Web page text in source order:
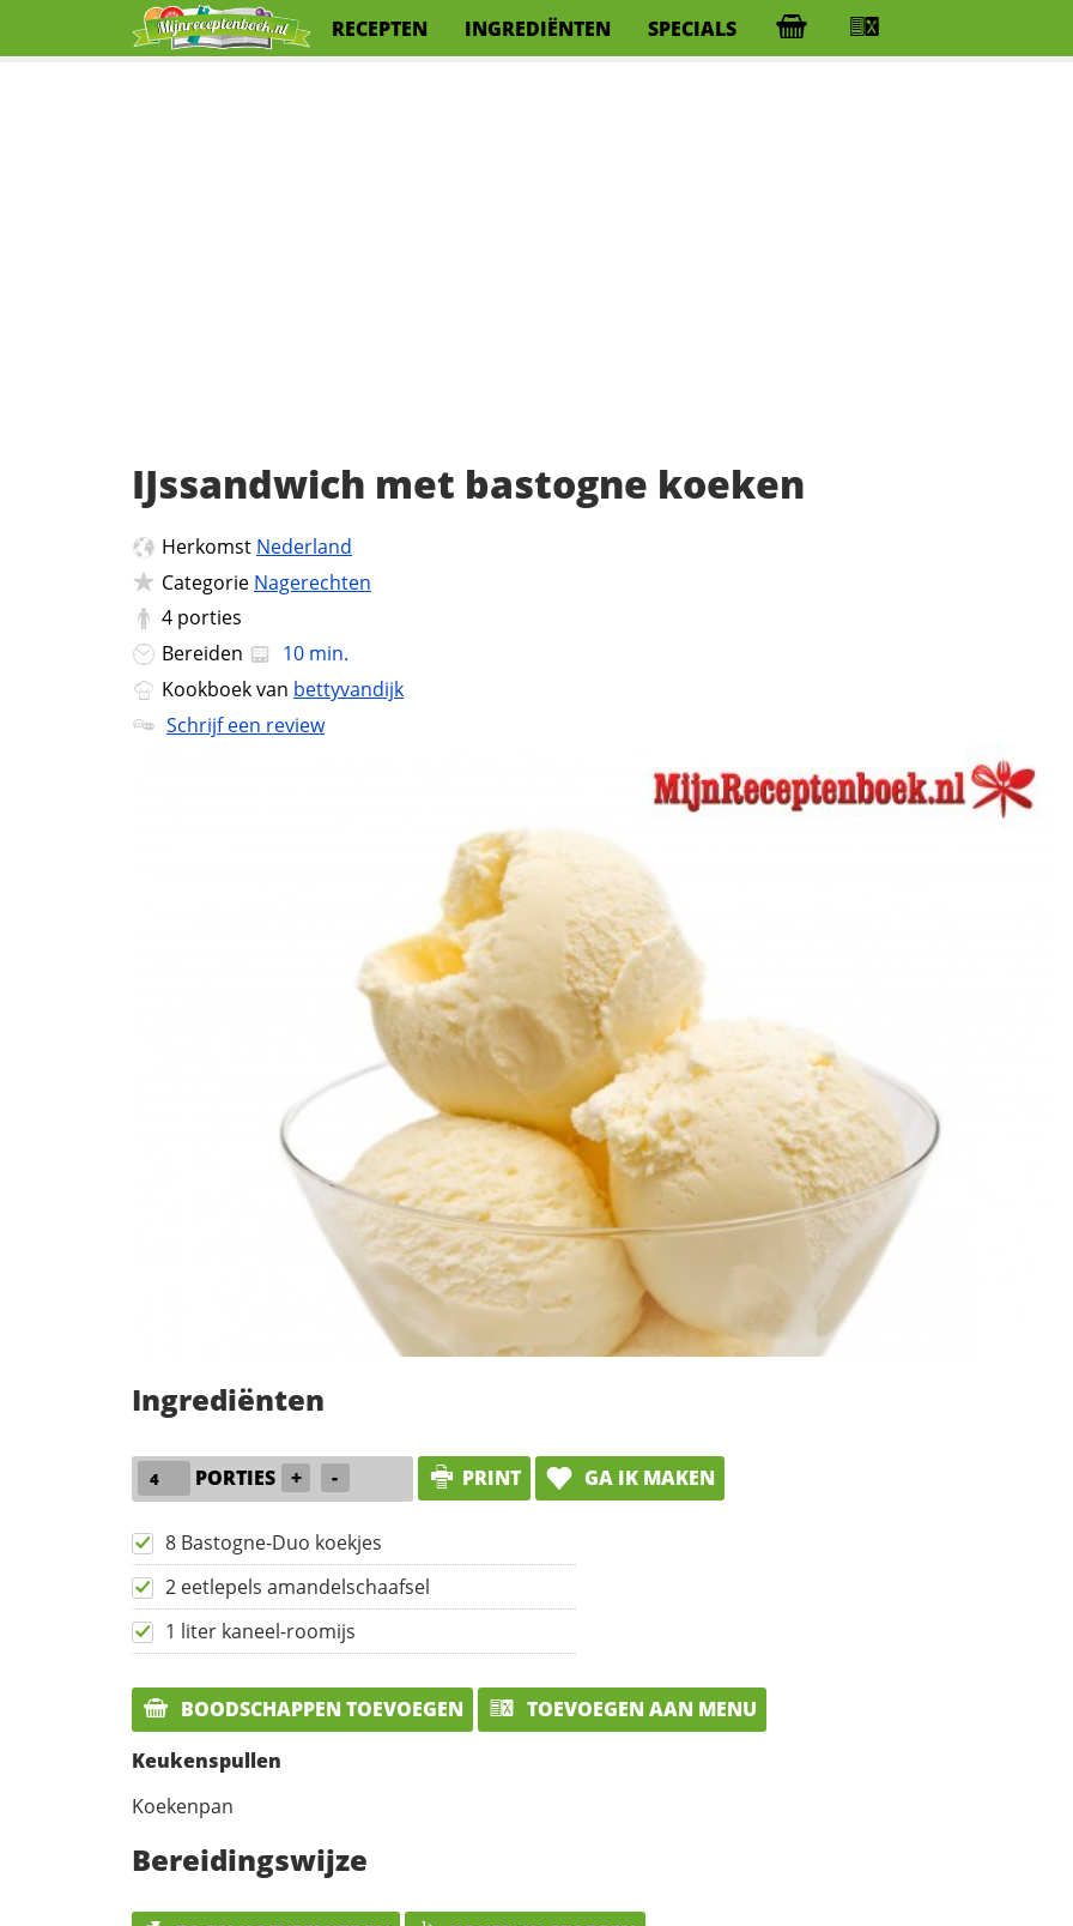
RECEPTEN INGREDIËNTEN SPECIALS
IJssandwich met bastogne koeken
Herkomst Nederland
Categorie Nagerechten
4 porties
Bereiden
10 min.
Kookboek van bettyvandijk
Schrijf een review
Ingrediënten
PORTIES + - PRINT GA IK MAKEN
8 Bastogne-Duo koekjes
2 eetlepels amandelschaafsel
1 liter kaneel-roomijs
BOODSCHAPPEN TOEVOEGEN
TOEVOEGEN AAN MENU
Keukenspullen
Koekenpan
Bereidingswijze